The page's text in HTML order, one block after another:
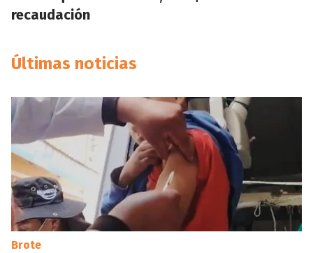
recaudación
Últimas noticias
Brote